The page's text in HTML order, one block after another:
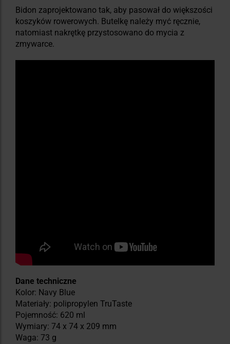
Bidon zaprojektowano tak, aby pasował do większości
koszyków rowerowych. Butelkę należy myć ręcznie,
natomiast nakrętkę przystosowano do mycia z
zmywarce.
Dane techniczne
Kolor: Navy Blue
Materiały: polipropylen TruTaste
Pojemność: 620 ml
Wymiary: 74 x 74 x 209 mm
Waga: 73 g